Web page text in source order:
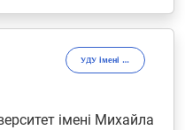
УДУ імені Михайла Драгоманова
імені Михайла